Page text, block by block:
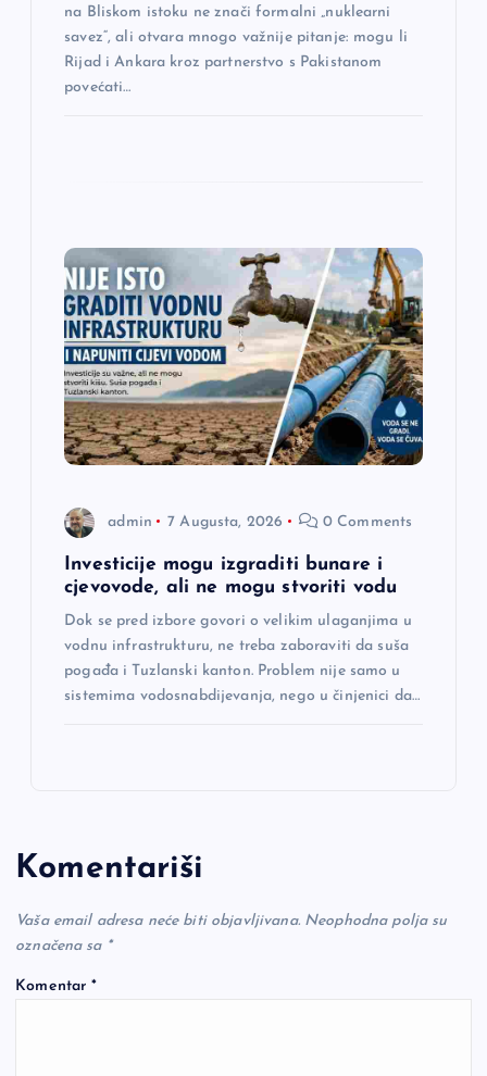
na Bliskom istoku ne znači formalni „nuklearni
savez“, ali otvara mnogo važnije pitanje: mogu li
Rijad i Ankara kroz partnerstvo s Pakistanom
povećati…
admin 7 Augusta, 2026 0 Comments
Investicije mogu izgraditi bunare i
cjevovode, ali ne mogu stvoriti vodu
Dok se pred izbore govori o velikim ulaganjima u
vodnu infrastrukturu, ne treba zaboraviti da suša
pogađa i Tuzlanski kanton. Problem nije samo u
sistemima vodosnabdijevanja, nego u činjenici da…
Komentariši
Vaša email adresa neće biti objavljivana. Neophodna polja su
označena sa *
Komentar*